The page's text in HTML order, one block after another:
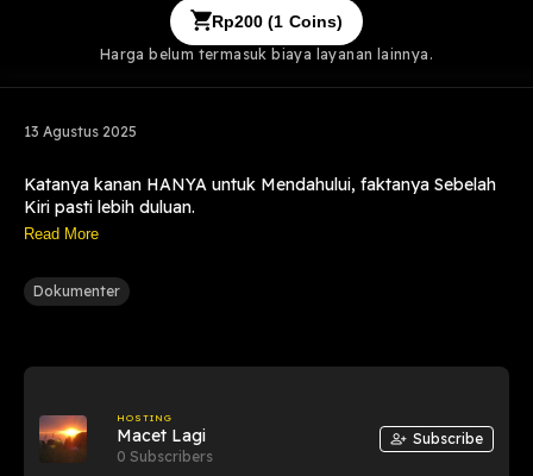
Rp200 (1 Coins)
Harga belum termasuk biaya layanan lainnya.
13 Agustus 2025
Katanya kanan HANYA untuk Mendahului, faktanya Sebelah
Kiri pasti lebih duluan.
Ada yang Merasakan hal yang sama dengan saya ?
Read More
Dokumenter
HOSTING
Macet Lagi
0 Subscribers
Subscribe